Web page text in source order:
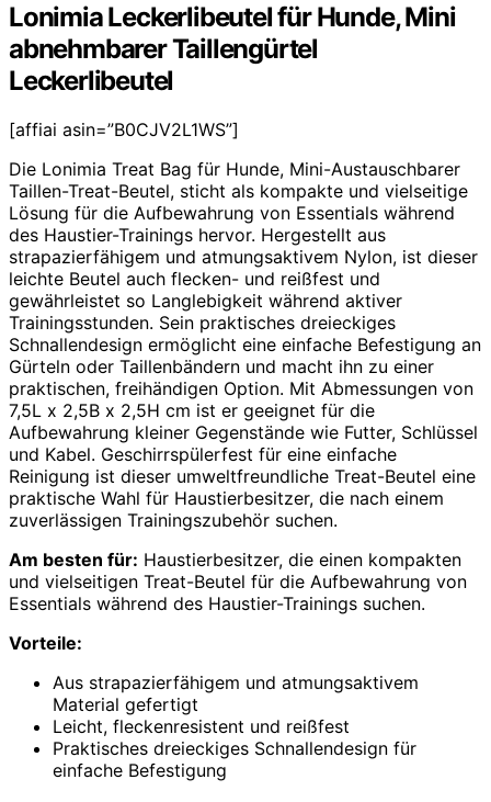
Lonimia Leckerlibeutel für Hunde, Mini
abnehmbarer Taillengürtel
Leckerlibeutel
[affiai asin=”B0CJV2L1WS”]
Die Lonimia Treat Bag für Hunde, Mini-Austauschbarer
Taillen-Treat-Beutel, sticht als kompakte und vielseitige
Lösung für die Aufbewahrung von Essentials während
des Haustier-Trainings hervor. Hergestellt aus
strapazierfähigem und atmungsaktivem Nylon, ist dieser
leichte Beutel auch flecken- und reißfest und
gewährleistet so Langlebigkeit während aktiver
Trainingsstunden. Sein praktisches dreieckiges
Schnallendesign ermöglicht eine einfache Befestigung an
Gürteln oder Taillenbändern und macht ihn zu einer
praktischen, freihändigen Option. Mit Abmessungen von
7,5L x 2,5B x 2,5H cm ist er geeignet für die
Aufbewahrung kleiner Gegenstände wie Futter, Schlüssel
und Kabel. Geschirrspülerfest für eine einfache
Reinigung ist dieser umweltfreundliche Treat-Beutel eine
praktische Wahl für Haustierbesitzer, die nach einem
zuverlässigen Trainingszubehör suchen.
Am besten für: Haustierbesitzer, die einen kompakten
und vielseitigen Treat-Beutel für die Aufbewahrung von
Essentials während des Haustier-Trainings suchen.
Vorteile:
Aus strapazierfähigem und atmungsaktivem
Material gefertigt
Leicht, fleckenresistent und reißfest
Praktisches dreieckiges Schnallendesign für
einfache Befestigung